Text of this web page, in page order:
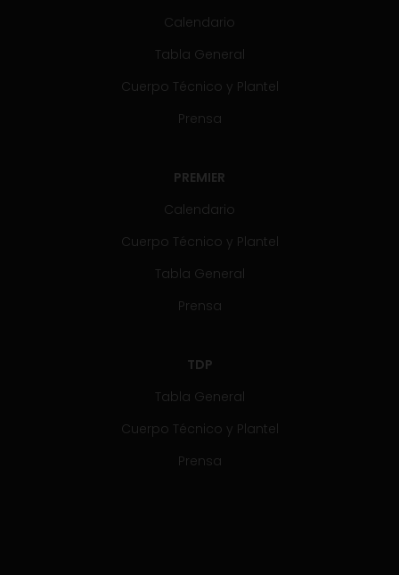
Calendario
Tabla General
Cuerpo Técnico y Plantel
Prensa
PREMIER
Calendario
Cuerpo Técnico y Plantel
Tabla General
Prensa
TDP
Tabla General
Cuerpo Técnico y Plantel
Prensa